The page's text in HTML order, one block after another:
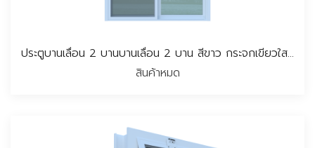
ประตูบานเลื่อน 2 บานบานเลื่อน 2 บาน สีขาว กระจกเขียวใส 5 มม. มีมุ้ง 160*205 CM.
สินค้าหมด